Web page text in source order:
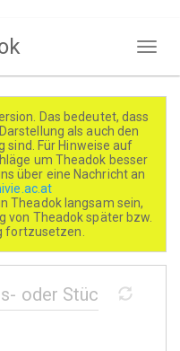
Das bedeutet, dass
als auch den
sind. Für Hinweise auf
um Theadok besser
über eine Nachricht an
Theadok langsam sein,
von Theadok später bzw.
fortzusetzen.